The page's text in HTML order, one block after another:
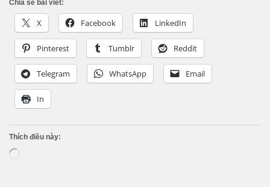
Chia sẻ bài viết:
X Facebook LinkedIn
Pinterest Tumblr Reddit
Telegram WhatsApp Email
In
Thích điều này: